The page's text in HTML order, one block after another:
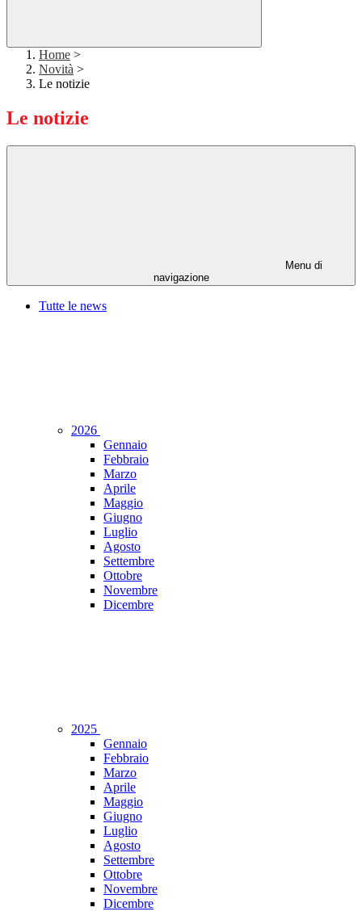
Home >
Novità >
Le notizie
Le notizie
Menu di
navigazione
Tutte le news
2026
Gennaio
Febbraio
Marzo
Aprile
Maggio
Giugno
Luglio
Agosto
Settembre
Ottobre
Novembre
Dicembre
2025
Gennaio
Febbraio
Marzo
Aprile
Maggio
Giugno
Luglio
Agosto
Settembre
Ottobre
Novembre
Dicembre